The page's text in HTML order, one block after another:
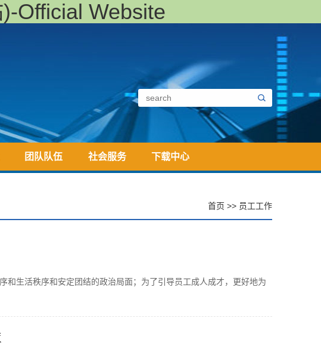
Official Website
团队队伍 社会服务 下载中心
首页 >> 员工工作
生活秩序和安定团结的政治局面；为了引导员工成人成才，更好地为